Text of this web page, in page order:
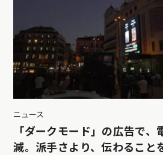
ニュース
「ダークモード」の広告で、
減。派手さより、伝わること